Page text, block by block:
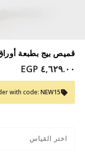
قميص بيج بطبعة
٤,٦٢٩.٠٠ EGP
with code: NEW15
اختر القياس